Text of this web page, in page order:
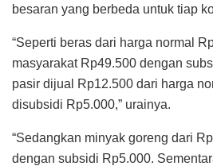
besaran yang berbeda untuk tiap
“Seperti beras dari harga normal
masyarakat Rp49.500 dengan
pasir dijual Rp12.500 dari harga
disubsidi Rp5.000,” urainya.
“Sedangkan minyak goreng dari
dengan subsidi Rp5.000.